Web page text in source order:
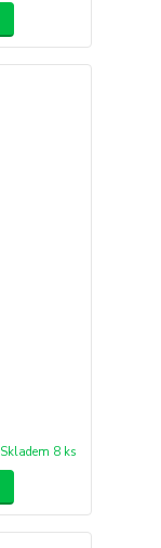
Skladem 8 ks